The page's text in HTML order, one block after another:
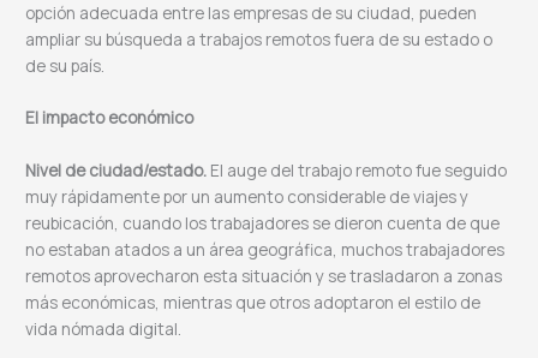
opción adecuada entre las empresas de su ciudad, pueden
ampliar su búsqueda a trabajos remotos fuera de su estado o
de su país.
El impacto económico
Nivel de ciudad/estado. El auge del trabajo remoto fue seguido
muy rápidamente por un aumento considerable de viajes y
reubicación, cuando los trabajadores se dieron cuenta de que
no estaban atados a un área geográfica, muchos trabajadores
remotos aprovecharon esta situación y se trasladaron a zonas
más económicas, mientras que otros adoptaron el estilo de
vida nómada digital.